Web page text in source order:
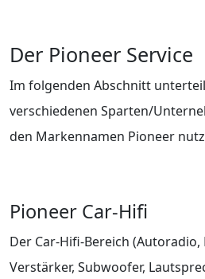
Der Pioneer Service
Im folgenden Abschnitt
verschiedenen Sparten/
den Markennamen Pioneer
Pioneer Car-Hifi
Der Car-Hifi-Bereich (Autoradio,
Verstärker, Subwoofer,